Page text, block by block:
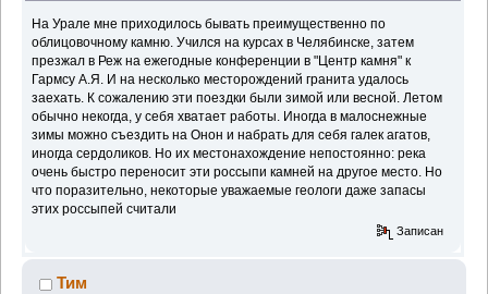
На Урале мне приходилось бывать преимущественно по
облицовочному камню. Учился на курсах в Челябинске, затем
презжал в Реж на ежегодные конференции в "Центр камня" к
Гармсу А.Я. И на несколько месторождений гранита удалось
заехать. К сожалению эти поездки были зимой или весной. Летом
обычно некогда, у себя хватает работы. Иногда в малоснежные
зимы можно съездить на Онон и набрать для себя галек агатов,
иногда сердоликов. Но их местонахождение непостоянно: река
очень быстро переносит эти россыпи камней на другое место. Но
что поразительно, некоторые уважаемые геологи даже запасы
этих россыпей считали
Записан
Тим